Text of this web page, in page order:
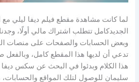
لما كانت مشاهدة مقطع فيلم ديفا ليلي مع
الجديدكامل تتطلب اشتراك مالي أولًا،
وبعض الحسابات والصفحات على منصات
تدعي أن لديها هذا المقطع كامل،
هذا الكلام وبدئوا في البحث عن سكس ديفا
سليمان للوصول لتلك المواقع